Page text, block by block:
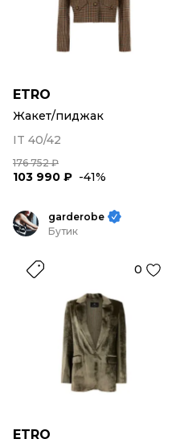
ETRO
Жакет/пиджак
IT 40/42
176 752 ₽
103 990 ₽ -41%
garderobe
Бутик
0
ETRO